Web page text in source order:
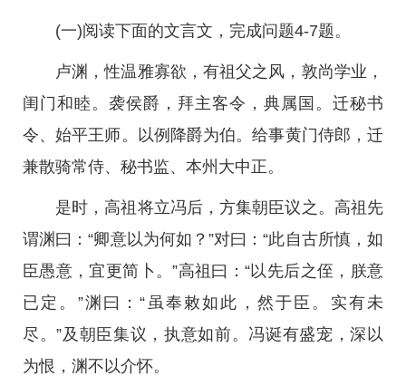
(一)阅读下面的文言文，完成问题4-7题。
卢渊，性温雅寡欲，有祖父之风，敦尚学业，
闺门和睦。袭侯爵，拜主客令，典属国。迁秘书
令、始平王师。以例降爵为伯。给事黄门侍郎，迁
兼散骑常侍、秘书监、本州大中正。
是时，高祖将立冯后，方集朝臣议之。高祖先
谓渊曰：“卿意以为何如？”对曰：“此自古所慎，如
臣愚意，宜更简卜。”高祖曰：“以先后之侄，朕意
已定。”渊曰：“虽奉敕如此，然于臣。实有未
尽。”及朝臣集议，执意如前。冯诞有盛宠，深以
为恨，渊不以介怀。